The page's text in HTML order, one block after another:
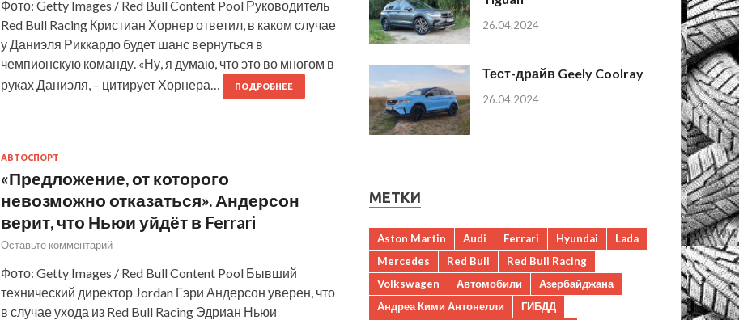
Фото: Getty Images / Red Bull Content Pool Руководитель
Red Bull Racing Кристиан Хорнер ответил, в каком случае
у Даниэля Риккардо будет шанс вернуться в
чемпионскую команду. «Ну, я думаю, что это во многом в
руках Даниэля, – цитирует Хорнера…
ПОДРОБНЕЕ
АВТОСПОРТ
«Предложение, от которого
невозможно отказаться». Андерсон
верит, что Ньюи уйдёт в Ferrari
Оставьте комментарий
Фото: Getty Images / Red Bull Content Pool Бывший
технический директор Jordan Гэри Андерсон уверен, что
в случае ухода из Red Bull Racing Эдриан Ньюи
26.04.2024
Тест-драйв Geely Coolray
26.04.2024
МЕТКИ
Aston Martin Audi Ferrari Hyundai
Lada
Mercedes
Red Bull
Red Bull Racing
Volkswagen
Автомобили
Азербайджана
Андреа Кими Антонелли
ГИБДД